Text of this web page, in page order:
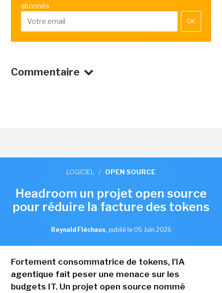
abonnés
OK
Commentaire
LOGICIEL / OPEN SOURCE
Headroom un projet open source
pour réduire la facture des tokens
Reynald Fléchaux, publié le 05 Juin 2026
Fortement consommatrice de tokens, l'IA
agentique fait peser une menace sur les
budgets IT. Un projet open source nommé